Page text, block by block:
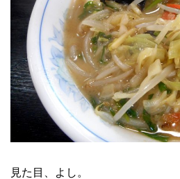
見た目、よし。